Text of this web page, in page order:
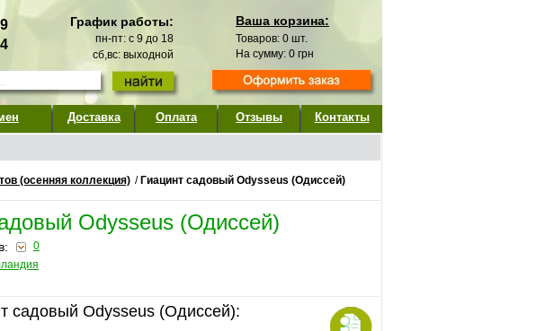
График работы:
пн-пт: с 9 до 18
сб,вс: выходной
Ваша корзина:
Товаров: 0 шт.
На сумму: 0 грн
Доставка Оплата Отзывы Контакты
(осенняя коллекция) / Гиацинт садовый Odysseus (Одиссей)
Odysseus (Одиссей)
0
садовый Odysseus (Одиссей):